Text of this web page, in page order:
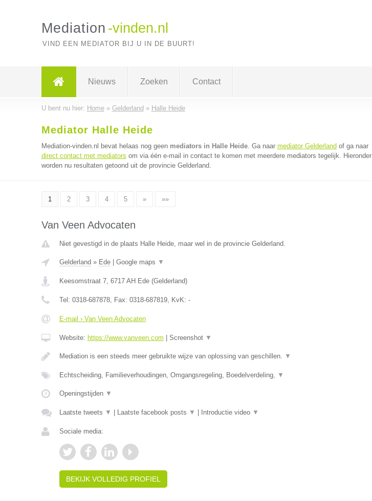
Mediation -vinden.nl
VIND EEN MEDIATOR BIJ U IN DE BUURT!
Nieuws Zoeken Contact
U bent nu hier: Home» Gelderland » Halle Heide
Mediator Halle Heide
Mediation-vinden.nl bevat helaas nog geen mediators in Halle Heide. Ga naar mediator Gelderland of ga naar
direct contact met mediators om via één e-mail in contact te komen met meerdere mediators tegelijk. Hieronder
worden nu resultaten getoond uit de provincie Gelderland.
1 2 3 4 5 » »»
Van Veen Advocaten
Niet gevestigd in de plaats Halle Heide, maar wel in de provincie Gelderland.
Gelderland » Ede| Google maps ▼
Keesomstraat 7, 6717 AH Ede(Gelderland)
Tel: 0318-687878, Fax: 0318-687819, KvK: -
E-mail › Van Veen Advocaten
Website: https://www.vanveen.com Screenshot ▼
Mediation is een steeds meer gebruikte wijze van oplossing van geschillen. ▼
Echtscheiding, Familieverhoudingen, Omgangsregeling, Boedelverdeling, ▼
Openingstijden ▼
Laatste tweets ▼ Laatste facebook posts ▼ Introductie video ▼
Sociale media:
BEKIJK VOLLEDIG PROFIEL